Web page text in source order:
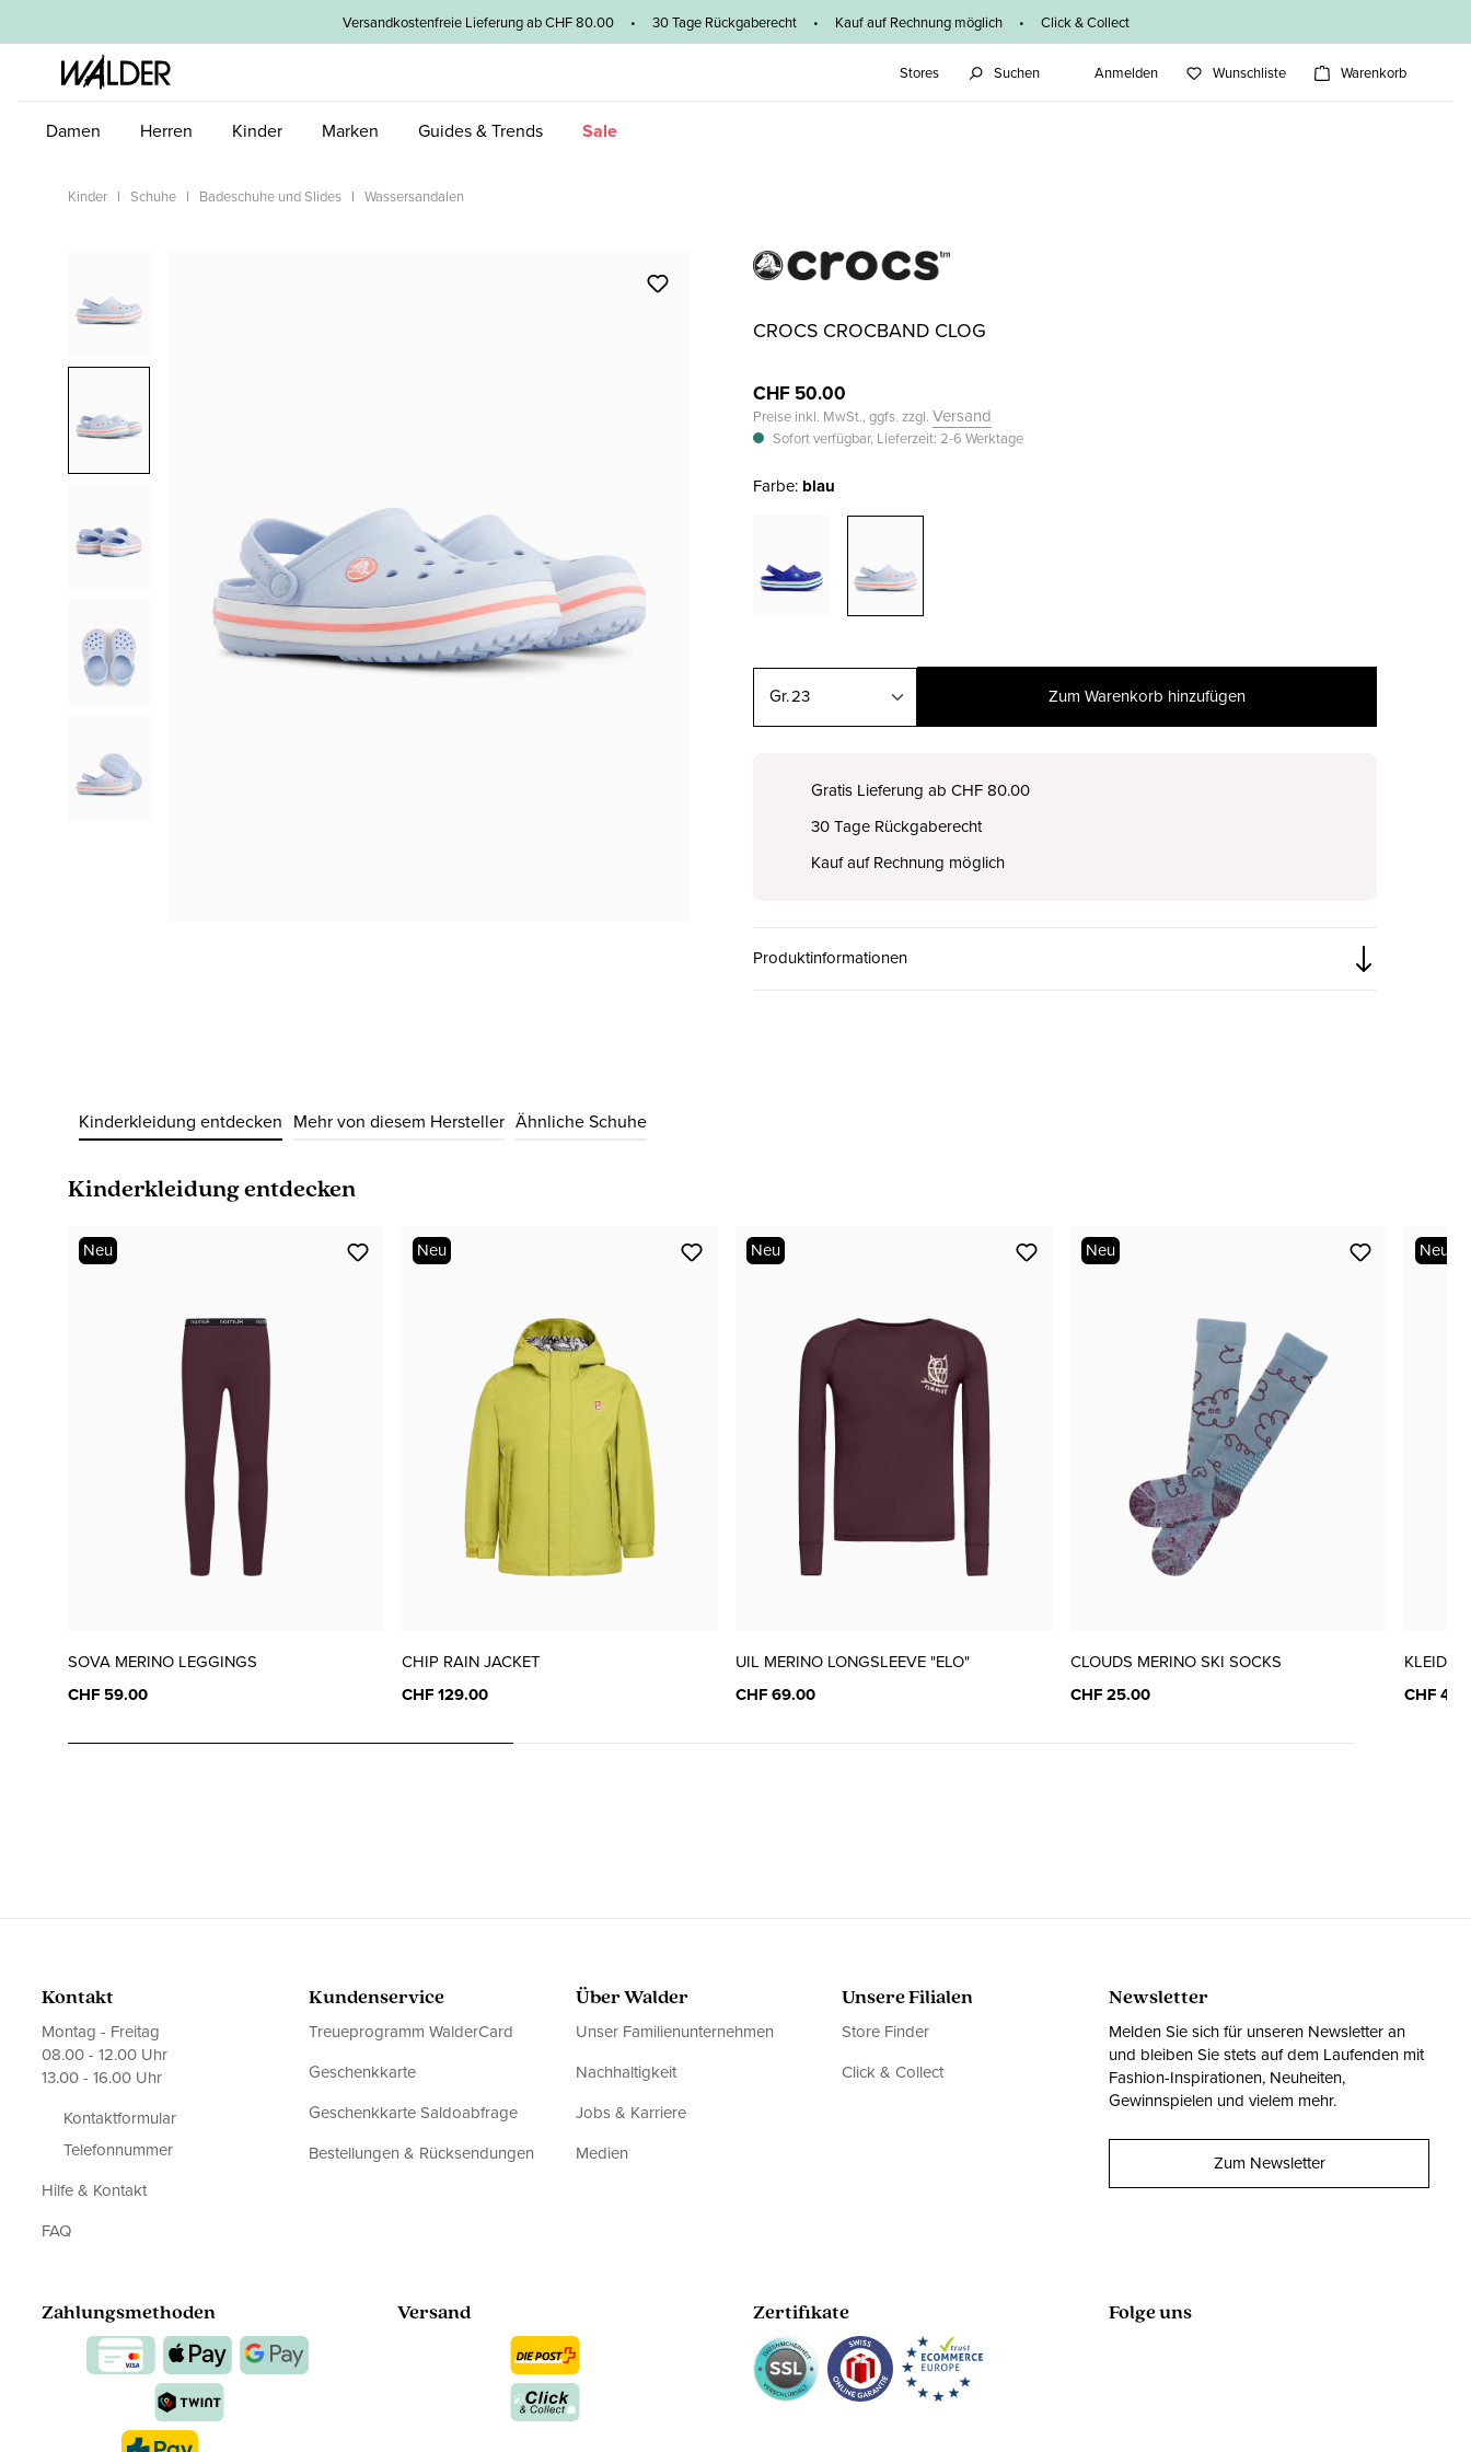
Versandkostenfreie Lieferung ab CHF 80.00 • 30 Tage Rückgaberecht • Kauf auf Rechnung möglich • Click & Collect
Stores Suchen Anmelden Wunschliste Warenkorb
Damen Herren Kinder Marken Guides & Trends Sale
Kinder Schuhe Badeschuhe und Slides Wassersandalen
CROCS CROCBAND CLOG
CHF 50.00
Preise inkl. MwSt., ggfs. zzgl. Versand
Sofort verfügbar, Lieferzeit: 2-6 Werktage
Farbe: blau
23
CHF 50.00
32
Zum Warenkorb hinzufügen
Gratis Lieferung ab CHF 80.00
30 Tage Rückgaberecht
Kauf auf Rechnung möglich
Produktinformationen
Kinderkleidung entdecken Mehr von diesem Hersteller Ähnliche Schuhe
Produktgalerie überspringen
Kinderkleidung entdecken
Neu
SOVA MERINO LEGGINGS
CHF 59.00
Neu
CHIP RAIN JACKET
CHF 129.00
Neu
UIL MERINO LONGSLEEVE "ELO"
CHF 69.00
Neu
CLOUDS MERINO SKI SOCKS
CHF 25.00
Neu
KLEID
CHF
Kontakt
Montag - Freitag
08.00 - 12.00 Uhr
13.00 - 16.00 Uhr
Kontaktformular
Telefonnummer
Hilfe & Kontakt
FAQ
Kundenservice
Treueprogramm WalderCard
Geschenkkarte
Geschenkkarte Saldoabfrage
Bestellungen & Rücksendungen
Über Walder
Unser Familienunternehmen
Nachhaltigkeit
Jobs & Karriere
Medien
Unsere Filialen
Store Finder
Click & Collect
Newsletter
Melden Sie sich für unseren Newsletter an
und bleiben Sie stets auf dem Laufenden mit
Fashion-Inspirationen, Neuheiten,
Gewinnspielen und vielem mehr.
Zum Newsletter
Zahlungsmethoden Versand Zertifikate Folge uns